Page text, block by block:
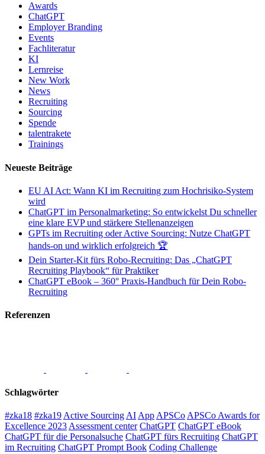
Awards
ChatGPT
Employer Branding
Events
Fachliteratur
KI
Lernreise
New Work
News
Recruiting
Sourcing
Spende
talentrakete
Trainings
Neueste Beiträge
EU AI Act: Wann KI im Recruiting zum Hochrisiko-System
wird
ChatGPT im Personalmarketing: So entwickelst Du schneller
eine klare EVP und stärkere Stellenanzeigen
GPTs im Recruiting oder Active Sourcing: Nutze ChatGPT
hands-on und wirklich erfolgreich 🏆
Dein Starter-Kit fürs Robo-Recruiting: Das „ChatGPT
Recruiting Playbook“ für Praktiker
ChatGPT eBook – 360° Praxis-Handbuch für Dein Robo-
Recruiting
Referenzen
Schlagwörter
#zka18 #zka19 Active Sourcing AI App APSCo APSCo Awards for
Excellence 2023 Assessment center ChatGPT ChatGPT eBook
ChatGPT für die Personalsuche ChatGPT fürs Recruiting ChatGPT
im Recruiting ChatGPT Prompt Book Coding Challenge